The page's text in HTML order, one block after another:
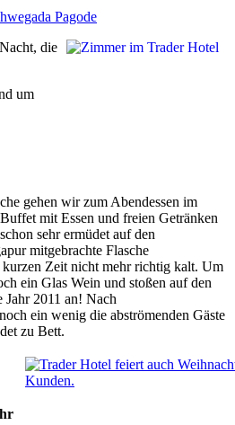
die
um
gehen wir zum Abendessen im
mit Essen und freien Getränken
sehr ermüdet auf den
mitgebrachte Flasche
Zeit nicht mehr richtig kalt. Um
ein Glas Wein und stoßen auf den
Jahr 2011 an! Nach
ein wenig die abströmenden Gäste
zu Bett.